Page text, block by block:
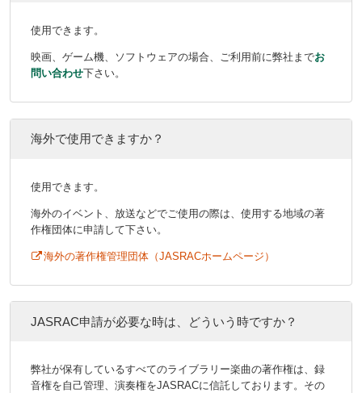
使用できます。
映画、ゲーム機、ソフトウェアの場合、ご利用前に弊社までお
問い合わせ下さい。
海外で使用できますか？
使用できます。
海外のイベント、放送などでご使用の際は、使用する地域の著
作権団体に申請して下さい。
海外の著作権管理団体（JASRACホームページ）
JASRAC申請が必要な時は、どういう時ですか？
弊社が保有しているすべてのライブラリー楽曲の著作権は、録
音権を自己管理、演奏権をJASRACに信託しております。その